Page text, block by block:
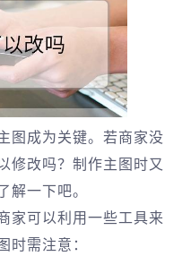
图成为关键。若商家没
修改吗？制作主图时又
解一下吧。
家可以利用一些工具来
时需注意：